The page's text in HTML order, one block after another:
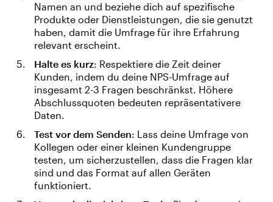
Namen an und beziehe dich auf spezifische
Produkte oder Dienstleistungen, die sie genutzt
haben, damit die Umfrage für ihre Erfahrung
relevant erscheint.
Halte es kurz: Respektiere die Zeit deiner
Kunden, indem du deine NPS-Umfrage auf
insgesamt 2-3 Fragen beschränkst. Höhere
Abschlussquoten bedeuten repräsentativere
Daten.
Test vor dem Senden: Lass deine Umfrage von
Kollegen oder einer kleinen Kundengruppe
testen, um sicherzustellen, dass die Fragen klar
sind und das Format auf allen Geräten
funktioniert.